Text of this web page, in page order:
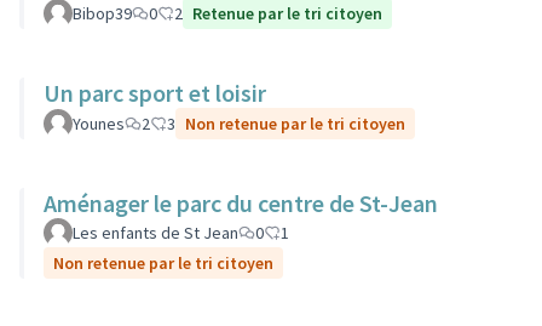
Bibop39 0 2 Retenue par le tri citoyen
Un parc sport et loisir
Younes 2 3 Non retenue par le tri citoyen
Aménager le parc du centre de St-Jean
Les enfants de St Jean 0
1
Non retenue par le tri citoyen